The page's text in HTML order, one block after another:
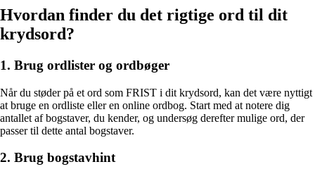
Hvordan finder du det rigtige ord til dit
krydsord?
1. Brug ordlister og ordbøger
Når du støder på et ord som FRIST i dit krydsord, kan det være nyttigt
at bruge en ordliste eller en online ordbog. Start med at notere dig
antallet af bogstaver, du kender, og undersøg derefter mulige ord, der
passer til dette antal bogstaver.
2. Brug bogstavhint